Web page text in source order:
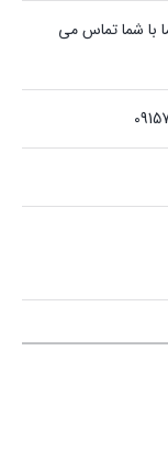
با شما تماس می